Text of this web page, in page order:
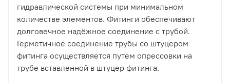
гидравлической системы при минимальном
количестве элементов. Фитинги обеспечивают
долговечное надёжное соединение с трубой.
Герметичное соединение трубы со штуцером
фитинга осуществляется путем опрессовки на
трубе вставленной в штуцер фитинга.